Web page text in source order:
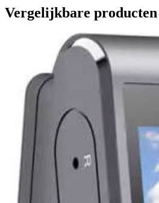
Vergelijkbare producten